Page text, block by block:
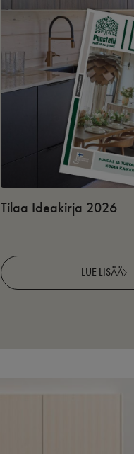
Tilaa Ideakirja 2026
LUE LISÄÄ